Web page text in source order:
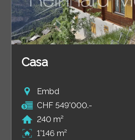
Casa
Embd
CHF 549'000.-
240 m²
1'146 m²